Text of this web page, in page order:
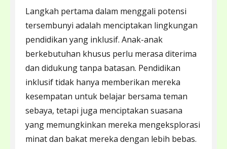
Langkah pertama dalam menggali potensi
tersembunyi adalah menciptakan lingkungan
pendidikan yang inklusif. Anak-anak
berkebutuhan khusus perlu merasa diterima
dan didukung tanpa batasan. Pendidikan
inklusif tidak hanya memberikan mereka
kesempatan untuk belajar bersama teman
sebaya, tetapi juga menciptakan suasana
yang memungkinkan mereka mengeksplorasi
minat dan bakat mereka dengan lebih bebas.